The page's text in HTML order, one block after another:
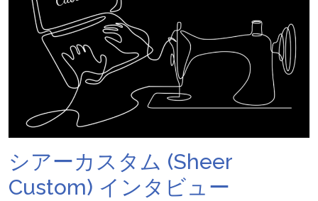
シアーカスタム (Sheer
Custom) インタビュー